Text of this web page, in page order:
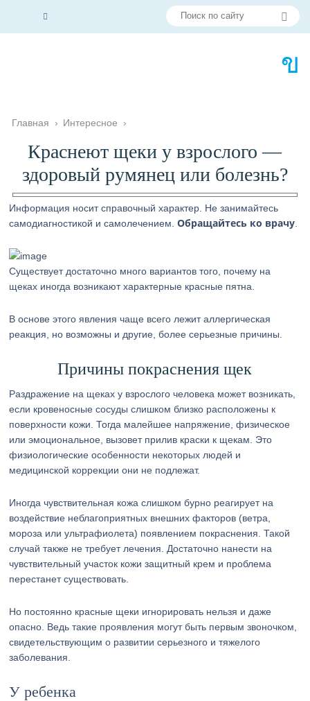
Главная › Интересное ›
Краснеют щеки у взрослого —
здоровый румянец или болезнь?
Информация носит справочный характер. Не занимайтесь
самодиагностикой и самолечением.Обращайтесь ко врачу
Существует достаточно много вариантов того, почему на
щеках иногда возникают характерные красные пятна.
В основе этого явления чаще всего лежит аллергическая
реакция, но возможны и другие, более серьезные причины.
Причины покраснения щек
Раздражение на щеках у взрослого человека может возникать,
если кровеносные сосуды слишком близко расположены к
поверхности кожи. Тогда малейшее напряжение, физическое
или эмоциональное, вызовет прилив краски к щекам. Это
физиологические особенности некоторых людей и
медицинской коррекции они не подлежат.
Иногда чувствительная кожа слишком бурно реагирует на
воздействие неблагоприятных внешних факторов (ветра,
мороза или ультрафиолета) появлением покраснения. Такой
случай также не требует лечения. Достаточно нанести на
чувствительный участок кожи защитный крем и проблема
перестанет существовать.
Но постоянно красные щеки игнорировать нельзя и даже
опасно. Ведь такие проявления могут быть первым звоночком,
свидетельствующим о развитии серьезного и тяжелого
заболевания.
У ребенка